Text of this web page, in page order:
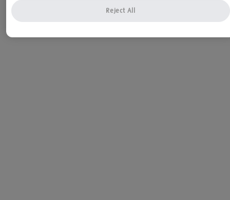
Reject All